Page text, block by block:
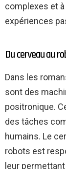
complexes et
expériences
Du cerveau au
Dans les
sont des
positronique.
des tâches
humains. Le
robots est
leur permettant